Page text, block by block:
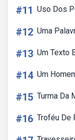
#11 Uso Dos
#12 Uma
#13 Um Texto
#14 Um
#15 Turma Da
#16 Troféu De